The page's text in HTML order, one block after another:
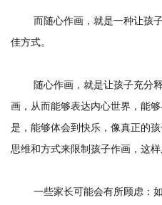
而随心作画，就是一种让孩
佳方式。
随心作画，就是让孩子充分
画，从而能够表达内心世界，能
是，能够体会到快乐，像真正的
思维和方式来限制孩子作画，这样
一些家长可能会有所顾虑：